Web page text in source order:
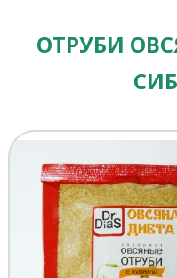
ОТРУБИ